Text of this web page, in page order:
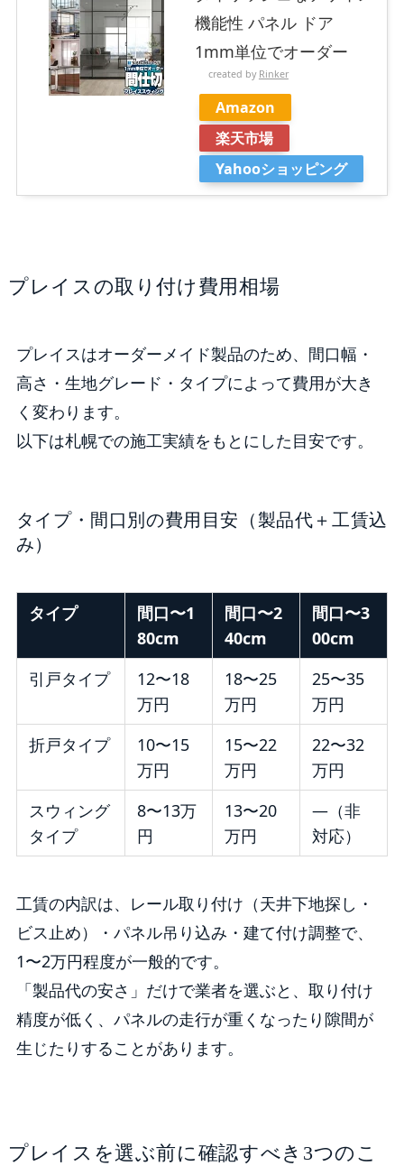
機能性 パネル ドア
1mm単位でオーダー
created by Rinker
Amazon
楽天市場
Yahooショッピング
プレイスの取り付け費用相場
プレイスはオーダーメイド製品のため、間口幅・
高さ・生地グレード・タイプによって費用が大き
く変わります。
以下は札幌での施工実績をもとにした目安です。
タイプ・間口別の費用目安（製品代＋工賃込
み）
タイプ
間口〜1
80cm
間口〜2
40cm
間口〜3
00cm
引戸タイプ
12〜18
万円
18〜25
万円
25〜35
万円
折戸タイプ
10〜15
万円
15〜22
万円
22〜32
万円
スウィング
タイプ
8〜13万
円
13〜20
万円
—（非
対応）
工賃の内訳は、レール取り付け（天井下地探し・
ビス止め）・パネル吊り込み・建て付け調整で、
1〜2万円程度が一般的です。
「製品代の安さ」だけで業者を選ぶと、取り付け
精度が低く、パネルの走行が重くなったり隙間が
生じたりすることがあります。
プレイスを選ぶ前に確認すべき3つのこ